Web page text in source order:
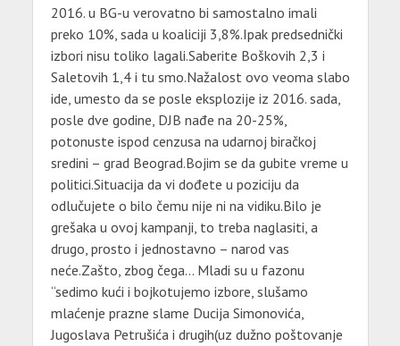
2016. u BG-u verovatno bi samostalno imali
preko 10%, sada u koaliciji 3,8%.Ipak predsednički
izbori nisu toliko lagali.Saberite Boškovih 2,3 i
Saletovih 1,4 i tu smo.Nažalost ovo veoma slabo
ide, umesto da se posle eksplozije iz 2016. sada,
posle dve godine, DJB nađe na 20-25%,
potonuste ispod cenzusa na udarnoj biračkoj
sredini – grad Beograd.Bojim se da gubite vreme u
politici.Situacija da vi dođete u poziciju da
odlučujete o bilo čemu nije ni na vidiku.Bilo je
grešaka u ovoj kampanji, to treba naglasiti, a
drugo, prosto i jednostavno – narod vas
neće.Zašto, zbog čega… Mladi su u fazonu
“sedimo kući i bojkotujemo izbore, slušamo
mlaćenje prazne slame Ducija Simonovića,
Jugoslava Petrušića i drugih(uz dužno poštovanje